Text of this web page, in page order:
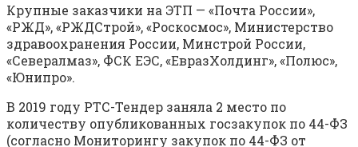
Крупные заказчики на ЭТП — «Почта России»,
«РЖД», «РЖДСтрой», «Роскосмос», Министерство
здравоохранения России, Минстрой России,
«Севералмаз», ФСК ЕЭС, «ЕвразХолдинг», «Полюс»,
«Юнипро».
В 2019 году РТС-Тендер заняла 2 место по
количеству опубликованных госзакупок по 44-ФЗ
(согласно Мониторингу закупок по 44-ФЗ от